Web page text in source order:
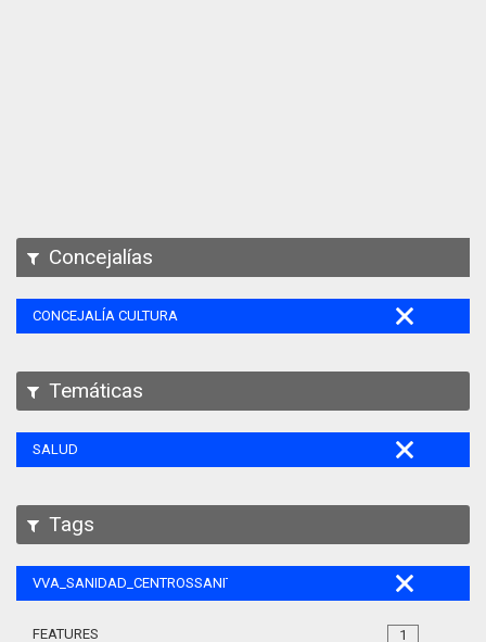
Concejalías
CONCEJALÍA CULTURA
Temáticas
SALUD
Tags
VVA_SANIDAD_CENTROSSANITARIOS_105
1
FEATURES